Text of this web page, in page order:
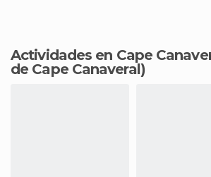
Actividades en Cape
de Cape Canaveral)